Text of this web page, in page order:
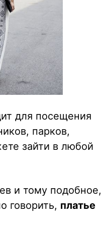
для посещения
парков,
зайти в любой
и тому подобное,
говорить, платье